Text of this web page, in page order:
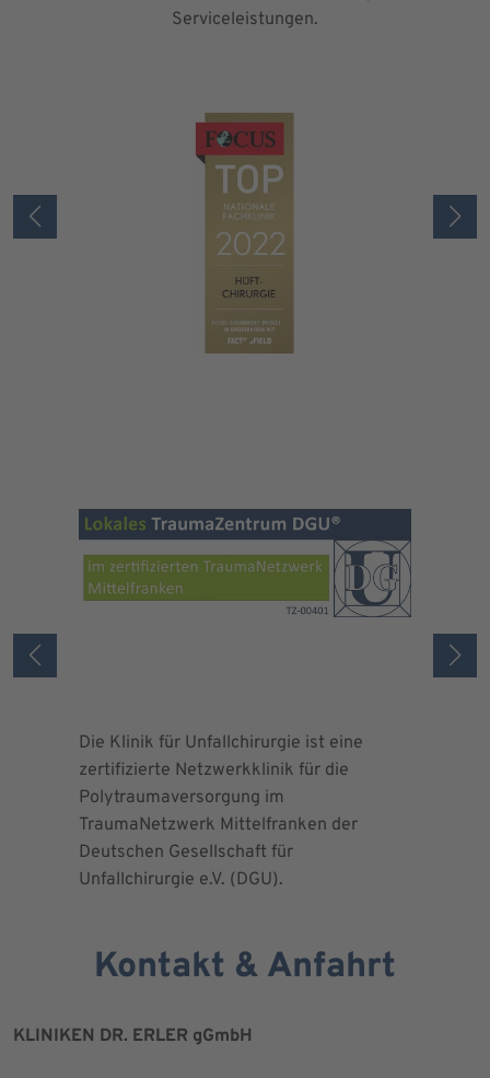
Serviceleistungen.
Die Klinik für Unfallchirurgie ist eine
zertifizierte Netzwerkklinik für die
Polytraumaversorgung im
TraumaNetzwerk Mittelfranken der
Deutschen Gesellschaft für
Unfallchirurgie e.V. (DGU).
Kontakt & Anfahrt
KLINIKEN DR. ERLER gGmbH